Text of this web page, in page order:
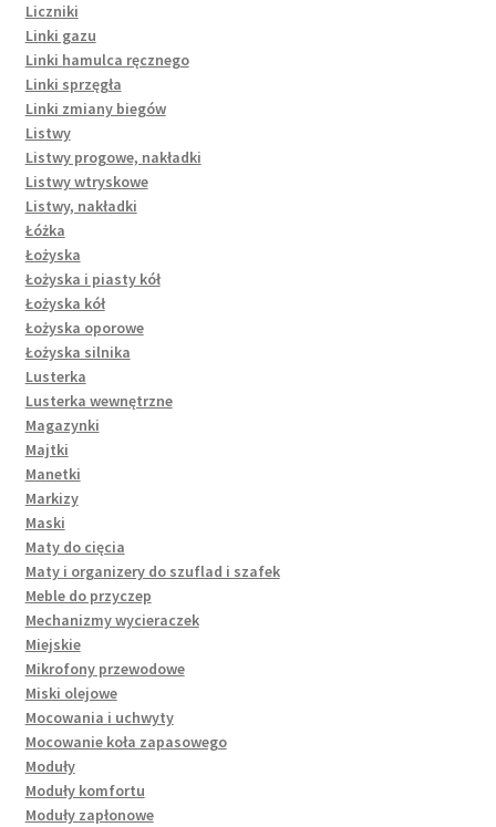
Liczniki
Linki gazu
Linki hamulca ręcznego
Linki sprzęgła
Linki zmiany biegów
Listwy
Listwy progowe, nakładki
Listwy wtryskowe
Listwy, nakładki
Łóżka
Łożyska
Łożyska i piasty kół
Łożyska kół
Łożyska oporowe
Łożyska silnika
Lusterka
Lusterka wewnętrzne
Magazynki
Majtki
Manetki
Markizy
Maski
Maty do cięcia
Maty i organizery do szuflad i szafek
Meble do przyczep
Mechanizmy wycieraczek
Miejskie
Mikrofony przewodowe
Miski olejowe
Mocowania i uchwyty
Mocowanie koła zapasowego
Moduły
Moduły komfortu
Moduły zapłonowe